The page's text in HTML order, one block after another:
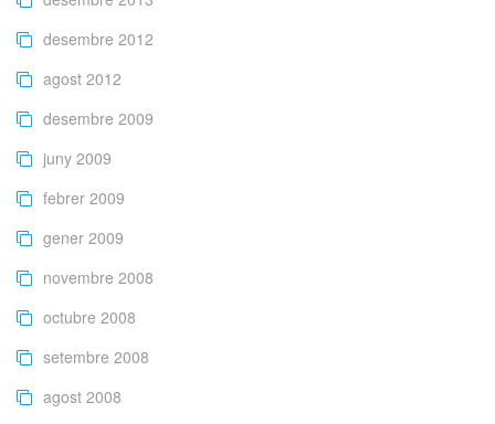
desembre 2012
agost 2012
desembre 2009
juny 2009
febrer 2009
gener 2009
novembre 2008
octubre 2008
setembre 2008
agost 2008